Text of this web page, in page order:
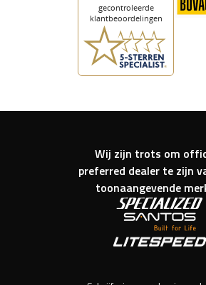
Wij zijn trots om
preferred dealer te zijn
toonaangevende